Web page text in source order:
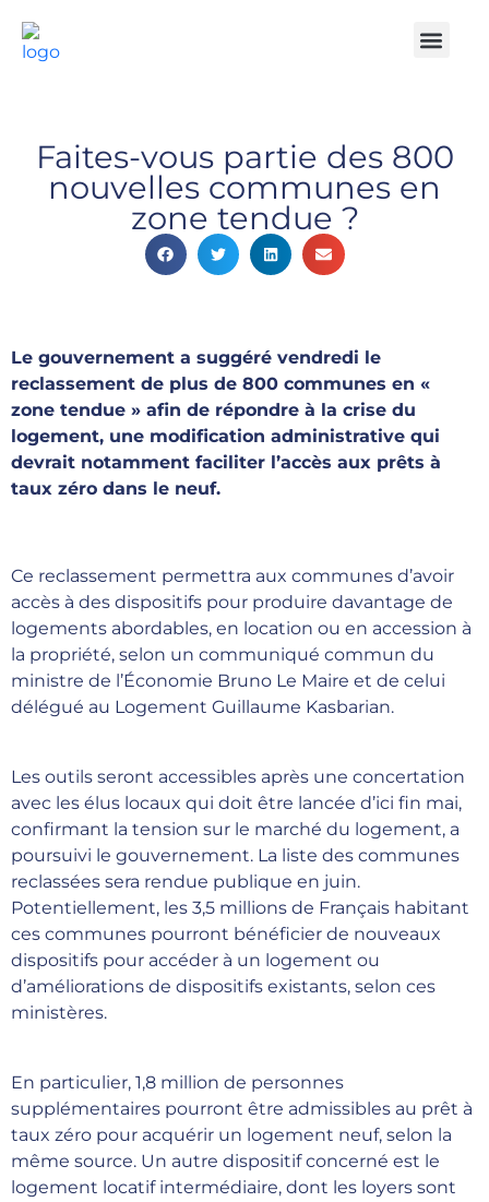
Faites-vous partie des 800
nouvelles communes en
zone tendue ?
Le gouvernement a suggéré vendredi le
reclassement de plus de 800 communes en «
zone tendue » afin de répondre à la crise du
logement, une modification administrative qui
devrait notamment faciliter l’accès aux prêts à
taux zéro dans le neuf.
Ce reclassement permettra aux communes d’avoir
accès à des dispositifs pour produire davantage de
logements abordables, en location ou en accession à
la propriété, selon un communiqué commun du
ministre de l’Économie Bruno Le Maire et de celui
délégué au Logement Guillaume Kasbarian.
Les outils seront accessibles après une concertation
avec les élus locaux qui doit être lancée d’ici fin mai,
confirmant la tension sur le marché du logement, a
poursuivi le gouvernement. La liste des communes
reclassées sera rendue publique en juin.
Potentiellement, les 3,5 millions de Français habitant
ces communes pourront bénéficier de nouveaux
dispositifs pour accéder à un logement ou
d’améliorations de dispositifs existants, selon ces
ministères.
En particulier, 1,8 million de personnes
supplémentaires pourront être admissibles au prêt à
taux zéro pour acquérir un logement neuf, selon la
même source. Un autre dispositif concerné est le
logement locatif intermédiaire, dont les loyers sont